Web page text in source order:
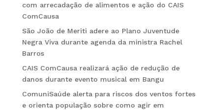
com arrecadação de alimentos e ação do CAIS
ComCausa
São João de Meriti adere ao Plano Juventude
Negra Viva durante agenda da ministra Rachel
Barros
CAIS ComCausa realizará ação de redução de
danos durante evento musical em Bangu
ComuniSaúde alerta para riscos dos ventos fortes
e orienta população sobre como agir em